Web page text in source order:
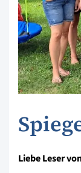
Liebe Leser